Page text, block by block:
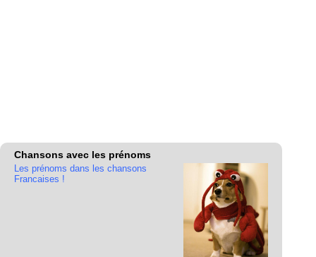
Chansons avec les prénoms
Les prénoms dans les chansons
Francaises !